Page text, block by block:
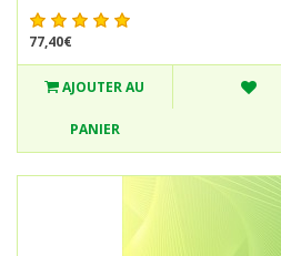
77,40€
AJOUTER AU
PANIER